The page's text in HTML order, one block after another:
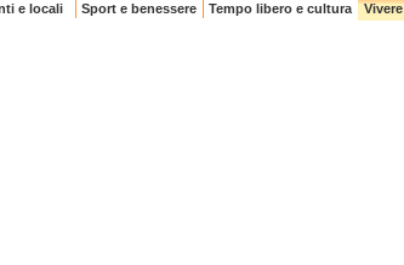
e locali Sport e benessere Tempo libero e cultura Vivere